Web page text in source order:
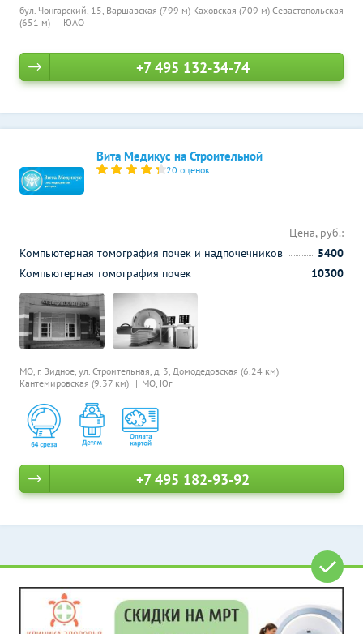
бул. Чонгарский, 15, Варшавская (799 м) Каховская (709 м) Севастопольская
(651 м)
ЮАО
+7 495 132-34-74
Вита Медикус на Строительной
20 оценок
МО, г. Видное, ул. Строительная, д. 3, Домодедовская (6.24 км)
Кантемировская (9.37 км)
МО, Юг
Цена, руб.:
Компьютерная томография почек и надпочечников
5400
Компьютерная томография почек
10300
+7 495 182-93-92